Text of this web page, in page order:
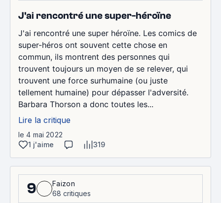
J'ai rencontré une super-héroïne
J'ai rencontré une super héroïne. Les comics de
super-héros ont souvent cette chose en
commun, ils montrent des personnes qui
trouvent toujours un moyen de se relever, qui
trouvent une force surhumaine (ou juste
tellement humaine) pour dépasser l'adversité.
Barbara Thorson a donc toutes les...
Lire la critique
le 4 mai 2022
1 j'aime
319
9
Faizon
68 critiques